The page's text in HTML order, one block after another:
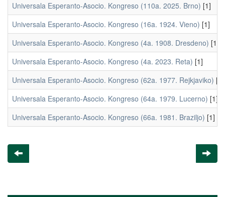
Universala Esperanto-Asocio. Kongreso (110a. 2025. Brno) [1]
Universala Esperanto-Asocio. Kongreso (16a. 1924. Vieno) [1]
Universala Esperanto-Asocio. Kongreso (4a. 1908. Dresdeno) [1]
Universala Esperanto-Asocio. Kongreso (4a. 2023. Reta) [1]
Universala Esperanto-Asocio. Kongreso (62a. 1977. Rejkjaviko) [1]
Universala Esperanto-Asocio. Kongreso (64a. 1979. Lucerno) [1]
Universala Esperanto-Asocio. Kongreso (66a. 1981. Braziljo) [1]